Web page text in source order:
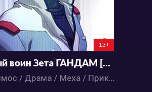
13+
Мобильный воин Зета ГАНДАМ [ТВ]
Война / Космос / Драма / Меха / Приключения / Романтика / Фантастика / Аниме